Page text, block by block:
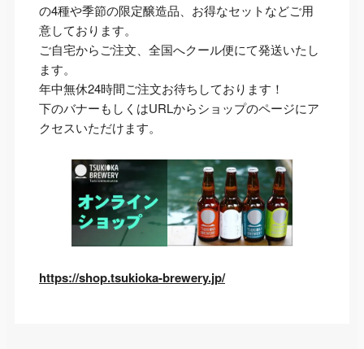
の4種や季節の限定醸造品、お得なセットなどご用
意しております。
ご自宅からご注文、全国へクール便にて発送いたし
ます。
年中無休24時間ご注文お待ちしております！
下のバナーもしくはURLからショップのページにア
クセスいただけます。
https://shop.tsukioka-brewery.jp/